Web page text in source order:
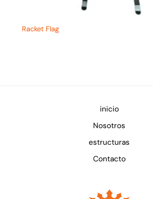
Racket Flag
inicio
Nosotros
estructuras
Contacto